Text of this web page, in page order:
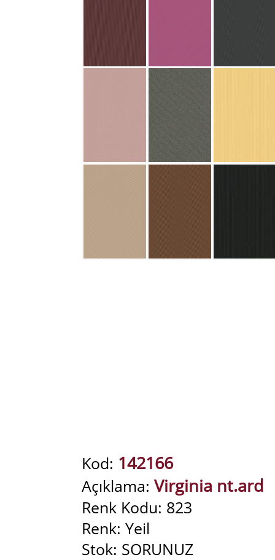
Kod: 142166
Açıklama:Virginia nt.ard
Renk Kodu: 823
Renk: Yeil
Stok: SORUNUZ